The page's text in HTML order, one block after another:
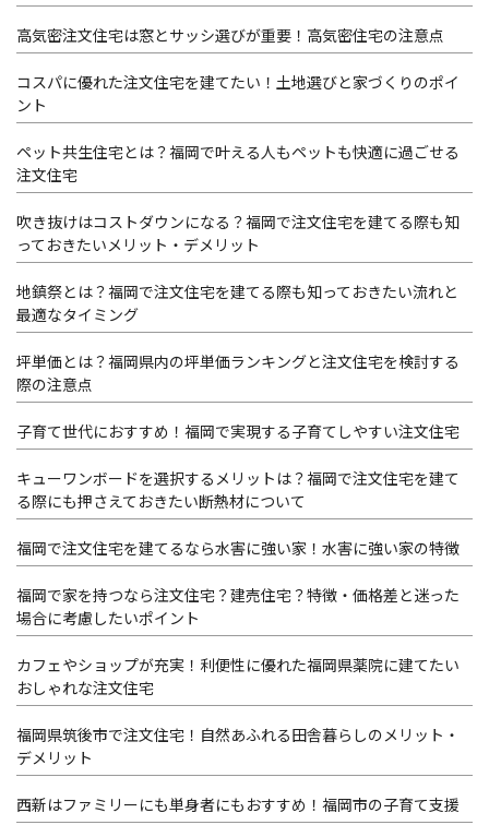
高気密注文住宅は窓とサッシ選びが重要！高気密住宅の注意点
コスパに優れた注文住宅を建てたい！土地選びと家づくりのポイ
ント
ペット共生住宅とは？福岡で叶える人もペットも快適に過ごせる
注文住宅
吹き抜けはコストダウンになる？福岡で注文住宅を建てる際も知
っておきたいメリット・デメリット
地鎮祭とは？福岡で注文住宅を建てる際も知っておきたい流れと
最適なタイミング
坪単価とは？福岡県内の坪単価ランキングと注文住宅を検討する
際の注意点
子育て世代におすすめ！福岡で実現する子育てしやすい注文住宅
キューワンボードを選択するメリットは？福岡で注文住宅を建て
る際にも押さえておきたい断熱材について
福岡で注文住宅を建てるなら水害に強い家！水害に強い家の特徴
福岡で家を持つなら注文住宅？建売住宅？特徴・価格差と迷った
場合に考慮したいポイント
カフェやショップが充実！利便性に優れた福岡県薬院に建てたい
おしゃれな注文住宅
福岡県筑後市で注文住宅！自然あふれる田舎暮らしのメリット・
デメリット
西新はファミリーにも単身者にもおすすめ！福岡市の子育て支援